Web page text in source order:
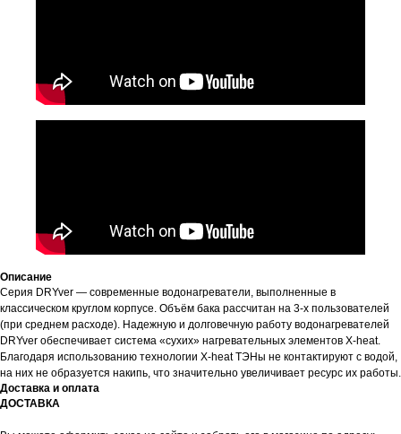
Описание
Серия DRYver — современные водонагреватели, выполненные в
классическом круглом корпусе. Объём бака рассчитан на 3-х пользователей
(при среднем расходе). Надежную и долговечную работу водонагревателей
DRYver обеспечивает система «сухих» нагревательных элементов X-heat.
Благодаря использованию технологии X-heat ТЭНы не контактируют с водой,
на них не образуется накипь, что значительно увеличивает ресурс их работы.
Доставка и оплата
ДОСТАВКА